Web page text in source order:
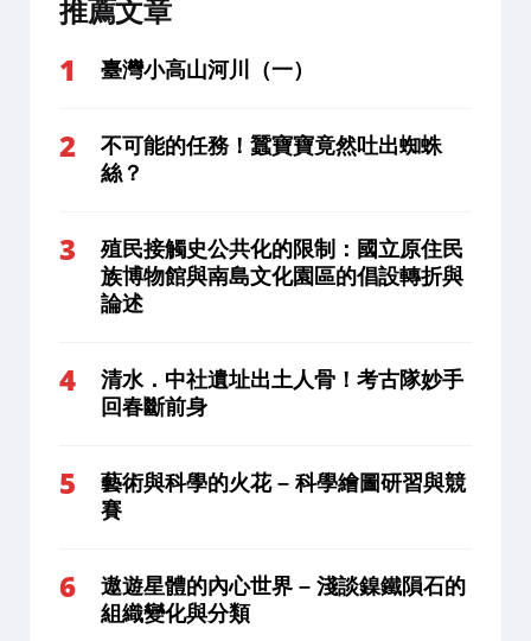
推薦文章
臺灣小高山河川（一）
不可能的任務！蠶寶寶竟然吐出蜘蛛
絲？
殖民接觸史公共化的限制：國立原住民
族博物館與南島文化園區的倡設轉折與
論述
清水．中社遺址出土人骨！考古隊妙手
回春斷前身
藝術與科學的火花 – 科學繪圖研習與競
賽
遨遊星體的內心世界 – 淺談鎳鐵隕石的
組織變化與分類